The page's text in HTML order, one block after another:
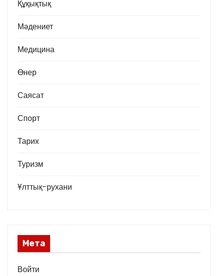
Құқықтық
Мәдениет
Медицина
Өнер
Саясат
Спорт
Тарих
Туризм
Ұлттық-рухани
Мета
Войти